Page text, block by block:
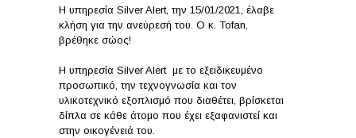
Η υπηρεσία Silver Alert, την 15/01/2021, έλαβε
κλήση για την ανεύρεσή του. Ο κ. Tofan,
βρέθηκε σώος!
Η υπηρεσία Silver Alert με το εξειδικευμένο
προσωπικό, την τεχνογνωσία και τον
υλικοτεχνικό εξοπλισμό που διαθέτει, βρίσκεται
δίπλα σε κάθε άτομο που έχει εξαφανιστεί και
στην οικογένειά του.